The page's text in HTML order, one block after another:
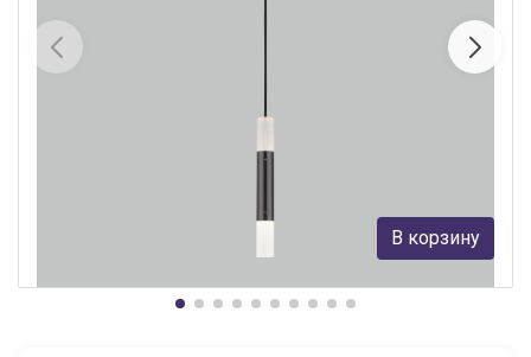
В корзину